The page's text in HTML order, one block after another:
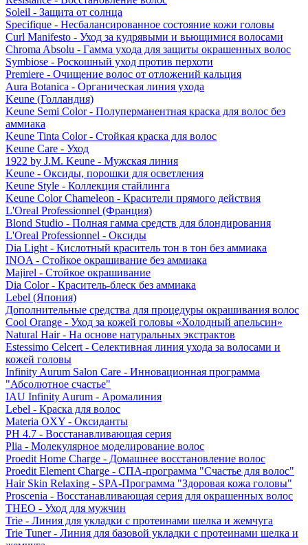
Soleil - Защита от солнца
Specifique - Несбалансированное состояние кожи головы
Curl Manifesto - Уход за кудрявыми и вьющимися волосами
Chroma Absolu - Гамма ухода для защиты окрашенных волос
Symbiose - Роскошный уход против перхоти
Premiere - Очищение волос от отложений кальция
Aura Botanica - Органическая линия ухода
Keune (Голландия)
Keune Semi Color - Полуперманентная краска для волос без
аммиака
Keune Tinta Color - Стойкая краска для волос
Keune Care - Уход
1922 by J.M. Keune - Мужская линия
Keune - Оксиды, порошки для осветления
Keune Style - Коллекция стайлинга
Keune Color Chameleon - Красители прямого действия
L'Oreal Professionnel (Франция)
Blond Studio - Полная гамма средств для блондирования
L'Oreal Professionnel - Оксиды
Dia Light - Кислотный краситель тон в тон без аммиака
INOA - Стойкое окрашивание без аммиака
Majirel - Стойкое окрашивание
Dia Color - Краситель-блеск без аммиака
Lebel (Япония)
Дополнительные средства для процедуры окрашивания волос
Cool Orange - Уход за кожей головы «Холодный апельсин»
Natural Hair - На основе натуральных экстрактов
Estessimo Celcert - Селективная линия ухода за волосами и
кожей головы
Infinity Aurum Salon Care - Инновационная программа
"Абсолютное счастье"
IAU Infinity Aurum - Аромалиния
Lebel - Краска для волос
Materia OXY - Оксиданты
PH 4.7 - Восстанавливающая серия
Plia - Молекулярное моделирование волос
Proedit Home Charge - Домашнее восстановление волос
Proedit Element Charge - СПА-программа "Счастье для волос"
Hair Skin Relaxing - SPA-Программа "Здоровая кожа головы"
Proscenia - Восстанавливающая серия для окрашенных волос
THEO - Уход для мужчин
Trie - Линия для укладки с протеинами шелка и жемчуга
Trie Tuner - Линия для базовой укладки с протеинами шелка и